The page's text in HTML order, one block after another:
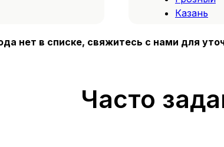
нет в списке, свяжитесь с нами для
Казань
Часто